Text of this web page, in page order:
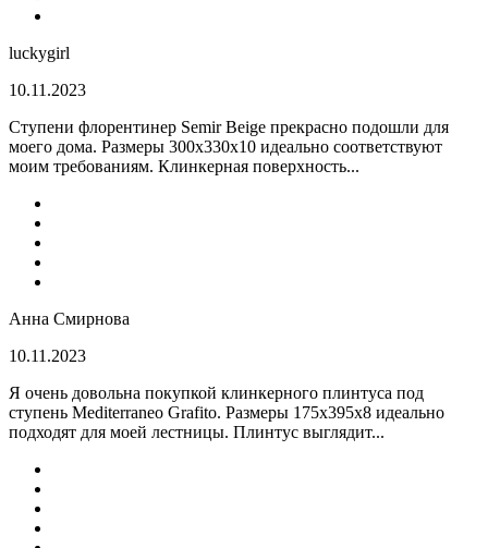
luckygirl
10.11.2023
Ступени флорентинер Semir Beige прекрасно подошли для
моего дома. Размеры 300х330х10 идеально соответствуют
моим требованиям. Клинкерная поверхность...
Анна Смирнова
10.11.2023
Я очень довольна покупкой клинкерного плинтуса под
ступень Mediterraneo Grafito. Размеры 175х395х8 идеально
подходят для моей лестницы. Плинтус выглядит...